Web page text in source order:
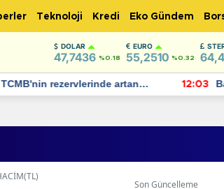
Teknoloji Kredi Eko Gündem
DOLAR
47,7436 %0.18
EURO
55,2510 %0.32
rezervlerinde artan
devam ediyor
12:03
için
Son Güncelleme